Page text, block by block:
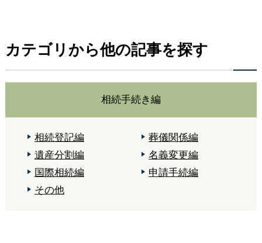
カテゴリから他の記事を探す
相続手続き編
相続登記編
葬儀関係編
遺産分割編
名義変更編
国際相続編
申請手続編
その他